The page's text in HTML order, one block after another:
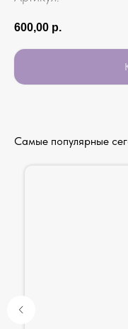
600,00 р.
Самые популярные